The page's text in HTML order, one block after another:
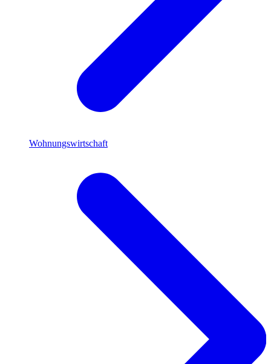
Wohnungswirtschaft